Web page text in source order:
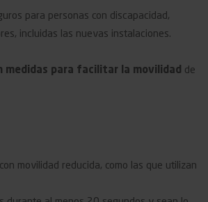
para personas con discapacidad,
incluidas las nuevas instalaciones.
medidas para facilitar la movilidad de
movilidad reducida, como las que utilizan